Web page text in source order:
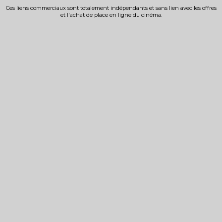
Ces liens commerciaux sont totalement indépendants et sans lien avec les offres
et l'achat de place en ligne du cinéma.